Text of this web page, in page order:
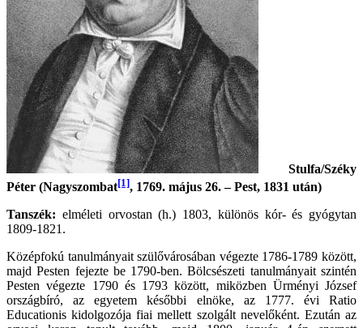
Stulfa/Széky
Péter (Nagyszombat[1], 1769. május 26.– Pest, 1831 után)
Tanszék: elméleti orvostan (h.) 1803, különös kór- és gyógytan
1809-1821.
Középfokú tanulmányait szülővárosában végezte 1786-1789 között,
majd Pesten fejezte be 1790-ben. Bölcsészeti tanulmányait szintén
Pesten végezte 1790 és 1793 között, miközben Ürményi József
országbíró, az egyetem későbbi elnöke, az 1777. évi Ratio
Educationis kidolgozója fiai mellett szolgált nevelőként. Ezután az